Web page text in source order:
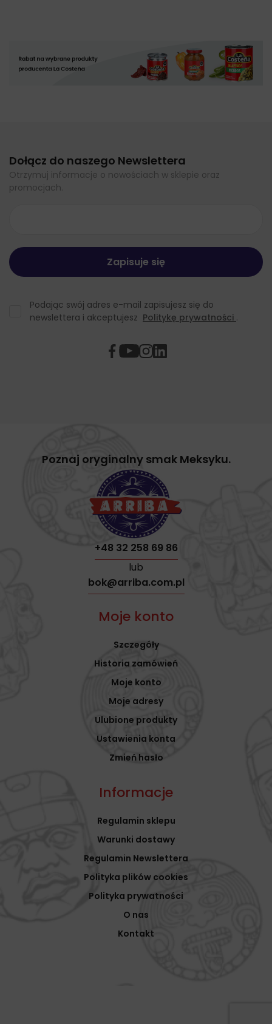
Dołącz do naszego Newslettera
Otrzymuj informacje o nowościach w sklepie oraz
promocjach.
Podając swój adres e-mail zapisujesz się do
newslettera i akceptujesz Politykę prywatności .
Poznaj oryginalny smak Meksyku.
+48 32 258 69 86
lub
bok@arriba.com.pl
Moje konto
Szczegóły
Historia zamówień
Moje konto
Moje adresy
Ulubione produkty
Ustawienia konta
Zmień hasło
Informacje
Regulamin sklepu
Warunki dostawy
Regulamin Newslettera
Polityka plików cookies
Polityka prywatności
O nas
Kontakt